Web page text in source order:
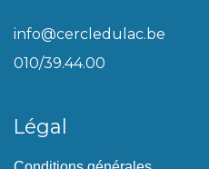
info@cercledulac.be
010/39.44.00
Légal